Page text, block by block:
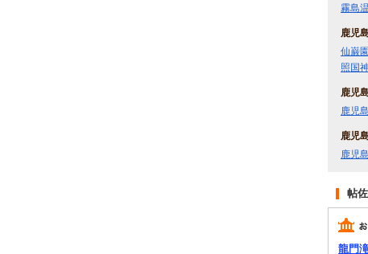
霧島
鹿児
仙巌園
照国
鹿児
鹿児
鹿児
鹿児
帖
龍門